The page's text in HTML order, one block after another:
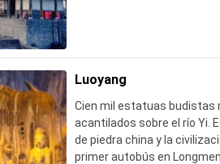
Luoyang
Cien mil estatuas budistas
acantilados sobre el río Yi.
de piedra china y la
primer autobús en